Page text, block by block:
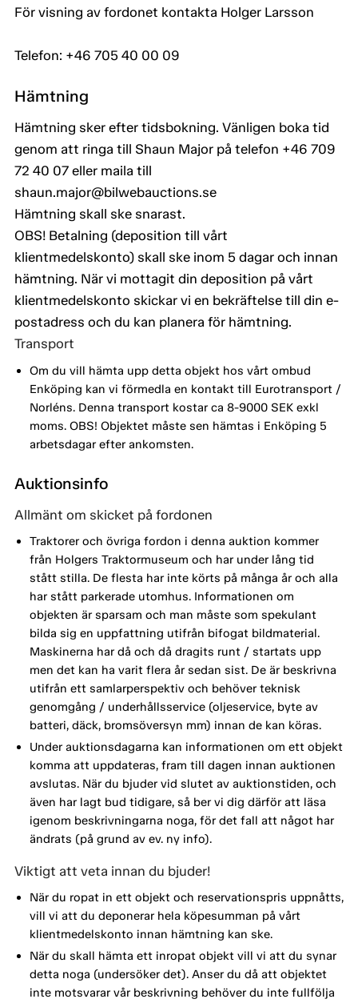
För visning av fordonet kontakta Holger Larsson
Telefon: +46 705 40 00 09
Hämtning
Hämtning sker efter tidsbokning. Vänligen boka tid
genom att ringa till Shaun Major på telefon +46 709
72 40 07 eller maila till
shaun.major@bilwebauctions.se
Hämtning skall ske snarast.
OBS! Betalning (deposition till vårt
klientmedelskonto) skall ske inom 5 dagar och innan
hämtning. När vi mottagit din deposition på vårt
klientmedelskonto skickar vi en bekräftelse till din e-
postadress och du kan planera för hämtning.
Transport
Om du vill hämta upp detta objekt hos vårt ombud
Enköping kan vi förmedla en kontakt till Eurotransport /
Norléns. Denna transport kostar ca 8-9000 SEK exkl
moms. OBS! Objektet måste sen hämtas i Enköping 5
arbetsdagar efter ankomsten.
Auktionsinfo
Allmänt om skicket på fordonen
Traktorer och övriga fordon i denna auktion kommer
från Holgers Traktormuseum och har under lång tid
stått stilla. De flesta har inte körts på många år och alla
har stått parkerade utomhus. Informationen om
objekten är sparsam och man måste som spekulant
bilda sig en uppfattning utifrån bifogat bildmaterial.
Maskinerna har då och då dragits runt / startats upp
men det kan ha varit flera år sedan sist. De är beskrivna
utifrån ett samlarperspektiv och behöver teknisk
genomgång / underhållsservice (oljeservice, byte av
batteri, däck, bromsöversyn mm) innan de kan köras.
Under auktionsdagarna kan informationen om ett objekt
komma att uppdateras, fram till dagen innan auktionen
avslutas. När du bjuder vid slutet av auktionstiden, och
även har lagt bud tidigare, så ber vi dig därför att läsa
igenom beskrivningarna noga, för det fall att något har
ändrats (på grund av ev. ny info).
Viktigt att veta innan du bjuder!
När du ropat in ett objekt och reservationspris uppnåtts,
vill vi att du deponerar hela köpesumman på vårt
klientmedelskonto innan hämtning kan ske.
När du skall hämta ett inropat objekt vill vi att du synar
detta noga (undersöker det). Anser du då att objektet
inte motsvarar vår beskrivning behöver du inte fullfölja